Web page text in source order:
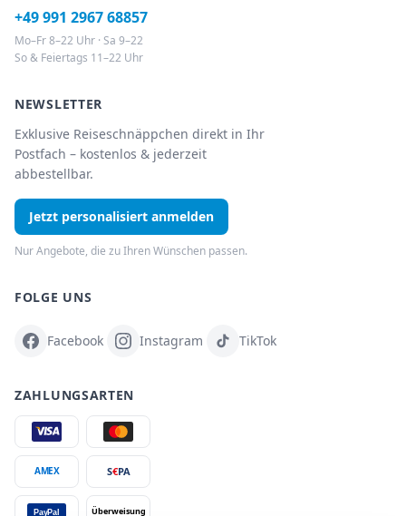
+49 991 2967 68857
Mo–Fr 8–22 Uhr · Sa 9–22
So & Feiertags 11–22 Uhr
NEWSLETTER
Exklusive Reiseschnäppchen direkt in Ihr
Postfach – kostenlos & jederzeit
abbestellbar.
Jetzt personalisiert anmelden
Nur Angebote, die zu Ihren Wünschen passen.
FOLGE UNS
Facebook Instagram TikTok
ZAHLUNGSARTEN
AMEX S€PA
PayPal Überweisung